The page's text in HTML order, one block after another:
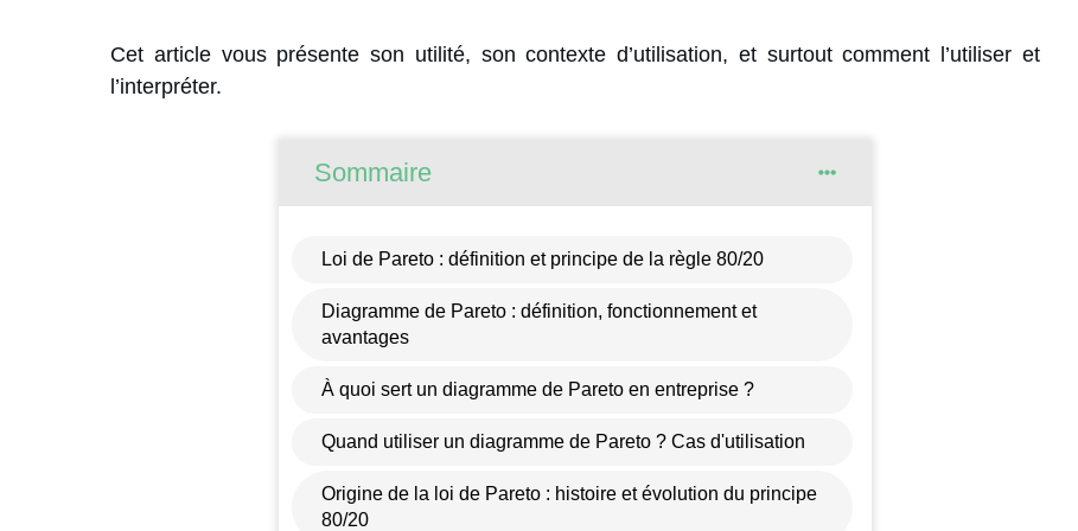
Cet article vous présente son utilité, son contexte d’utilisation, et surtout comment l’utiliser et
l’interpréter.
Sommaire
Loi de Pareto : définition et principe de la règle 80/20
Diagramme de Pareto : définition, fonctionnement et
avantages
À quoi sert un diagramme de Pareto en entreprise ?
Quand utiliser un diagramme de Pareto ? Cas d'utilisation
Origine de la loi de Pareto : histoire et évolution du principe
80/20